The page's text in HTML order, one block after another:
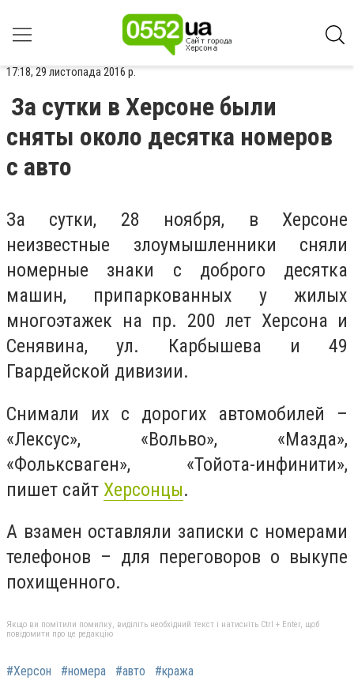
17:18, 29 листопада 2016 р.
За сутки в Херсоне были
сняты около десятка номеров
с авто
За сутки, 28 ноября, в Херсоне
неизвестные злоумышленники сняли
номерные знаки с доброго десятка
машин, припаркованных у жилых
многоэтажек на пр. 200 лет Херсона и
Сенявина, ул. Карбышева и 49
Гвардейской дивизии.
Снимали их с дорогих автомобилей –
«Лексус», «Вольво», «Мазда»,
«Фольксваген», «Тойота-инфинити»,
пишет сайт Херсонцы.
А взамен оставляли записки с номерами
телефонов – для переговоров о выкупе
похищенного.
Якщо ви помітили помилку, виділіть необхідний текст і натисніть Ctrl + Enter, щоб
повідомити про це редакцію
#Херсон #номера #авто #кража